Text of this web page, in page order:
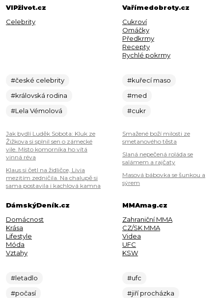
VIPživot.cz
Celebrity
#české celebrity
#královská rodina
#Lela Vémolová
Jak bydlí Luděk Sobota: Kluk ze
Žižkova si splnil sen o zámecké
vile. Místo komorníka ho vítá
vinná réva
Klaus si četl na židličce, Livia
mezitím zedničila. Na chalupě si
sama postavila i kachlová kamna
Vařímedobroty.cz
Cukroví
Omáčky
Předkrmy
Recepty
Rychlé pokrmy
#kuřecí maso
#med
#cukr
Smažené boží milosti ze
smetanového těsta
Slaná nepečená roláda se
salámem a rajčaty
Masová bábovka se šunkou a
sýrem
DámskýDeník.cz
Domácnost
Krása
Lifestyle
Móda
Vztahy
#letadlo
#počasí
MMAmag.cz
Zahraniční MMA
CZ/SK MMA
Videa
UFC
KSW
#ufc
#jiří procházka